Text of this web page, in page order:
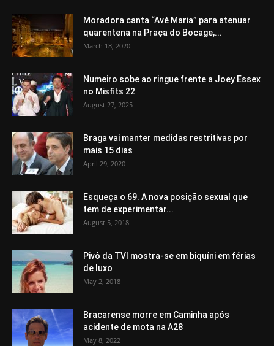
Moradora canta “Avé Maria” para atenuar
quarentena na Praça do Bocage,...
March 18, 2020
Numeiro sobe ao ringue frente a Joey Essex
no Misfits 22
August 27, 2025
Braga vai manter medidas restritivas por
mais 15 dias
April 29, 2020
Esqueça o 69. A nova posição sexual que
tem de experimentar...
August 5, 2018
Pivô da TVI mostra-se em biquíni em férias
de luxo
May 2, 2018
Bracarense morre em Caminha após
acidente de mota na A28
May 8, 2022